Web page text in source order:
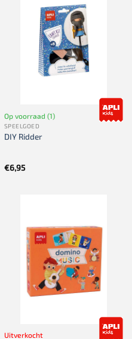
Op voorraad (1)
SPEELGOED
DIY Ridder
€6,95
Uitverkocht